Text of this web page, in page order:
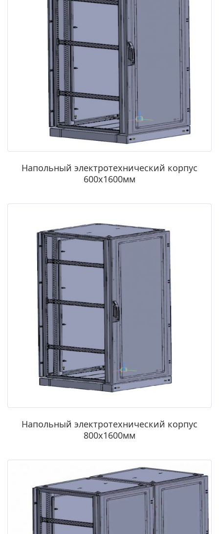
Напольный электротехнический корпус
600х1600мм
Напольный электротехнический корпус
800х1600мм